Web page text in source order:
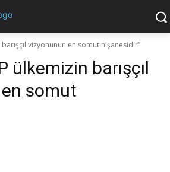
barışçıl vizyonunun en somut nişanesidir”
ülkemizin barışçıl
somut